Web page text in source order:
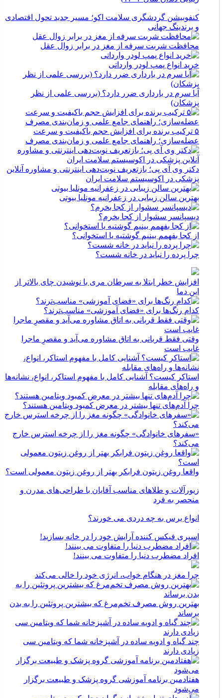
کنفوبیشن گردشگری سلامت اکو؛ مسیر جدید تحول اقتصادی
و برندینگ جهانی
محافظت شربت سرفه از مغز در برابر زوال عقل
خرید انواع پمپ لودر وارداتی
آیا سرم در بارداری ضرر دارد؟ (بررسی علمی از نظر
پزشکان)
۵ ترکیب برنده برای افزایش حجم باکیفیت و سرعت
عضله‌سازی؛ راهنمای جامع علمی و زمان‌بندی مصرف
دکتر وی آی پی؛ بازتعریف نوبت‌دهی اینترنتی و مشاوره آنلاین
پزشکی در اکوسیستم سلامت ایران
بهترین سالن زیبایی در زعفرانیه مونلیا بیوتی
دیسپانسر سشوار از کجا بخرم؟
از کجا بفهمم بینیم گوشتیه یا استخوانی؟
چرا پرده را نباید در خانه شست؟
افزایش خطر ابتلا به سرطان مری با نوشیدن چای بالاتر از
این دما
کدام رنگ‌ها برای «فضای آموزشی» مناسب‌ترند؟
وقتی فقط قربانی به اتاق مشاوره می‌آید و مقصرِ ماجرا
غایب است
استاکر کیست؟ آشنایی کامل با مفهوم استاکر، انواع، نشانه‌ها
و راه‌های مقابله
چرا آدم‌های تنها بیشتر در معرض کمبود ویتامین هستند؟
«سفرهای خانوادگی» چگونه مغز را از چرخه استرس خارج
می‌کند؟
واقعا روغن زیتون فرابکر بهتر از روغن زیتون معمولی است؟
زیورآلات و طلاهای مناسب آقایان با طراحی‌های مدرن و
منحصر به فرد
انواع برس به چه دردی می خورند؟
اسپری فیکس کننده آرایش خود را در خانه بسازید!
افراد مضطرب دنیا را متفاوت می بینند!
چرا مغز در هنگام خواب، انرژی خود را خالی می‌کند
بهترین روش مصرف تخم‌مرغ که بیشترین پروتئین را به بدن
برساند
چند گیاه و ادویه ساده در آشپزخانه شما که ویتامین سی
زیادی دارند
هفتادمین برنامه آموزشی گروه پزشک و طبیعت برگزار
می‌شود